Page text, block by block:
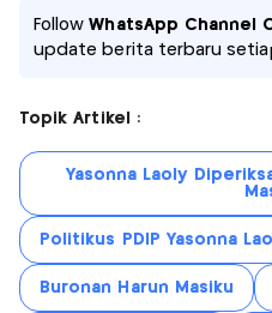
FollowWhatsApp Channel
update berita terbaru
Topik Artikel :
Yasonna Laoly
Politikus PDIP Yasonna
Buronan Harun Masiku